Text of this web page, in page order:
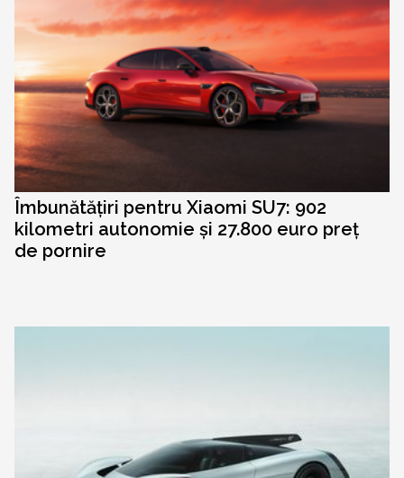
Îmbunătățiri pentru Xiaomi SU7: 902
kilometri autonomie și 27.800 euro preț
de pornire